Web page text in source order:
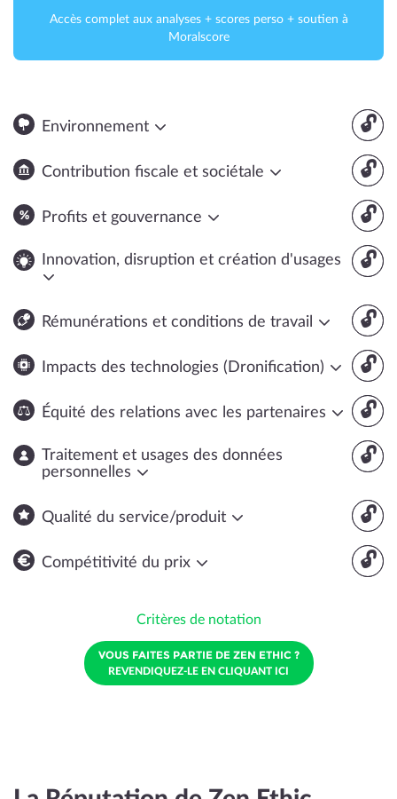
Accès complet aux analyses + scores perso + soutien à
Moralscore
🔓
Environnement
🔓
Contribution fiscale et sociétale
🔓
Profits et gouvernance
🔓
Innovation, disruption et création d'usages
🔓
Rémunérations et conditions de travail
🔓
Impacts des technologies (Dronification)
🔓
Équité des relations avec les partenaires
🔓
Traitement et usages des données
personnelles
🔓
Qualité du service/produit
🔓
Compétitivité du prix
Critères de notation
VOUS FAITES PARTIE DE ZEN ETHIC ?
REVENDIQUEZ-LE EN CLIQUANT ICI